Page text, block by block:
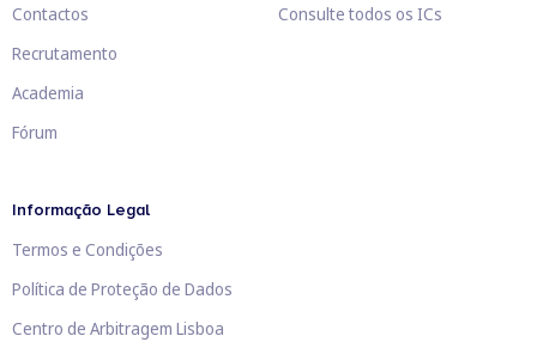
Contactos
Recrutamento
Academia
Fórum
Consulte todos os ICs
Informação Legal
Termos e Condições
Política de Proteção de Dados
Centro de Arbitragem Lisboa